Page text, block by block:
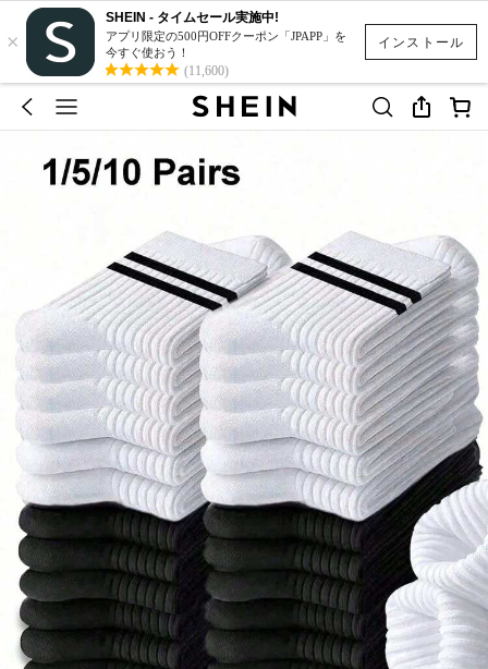
インストール
×
SHEIN - タイムセール実施中!
アプリ限定の500円OFFクーポン「JPAPP」を
今すぐ使おう！
(11,600)